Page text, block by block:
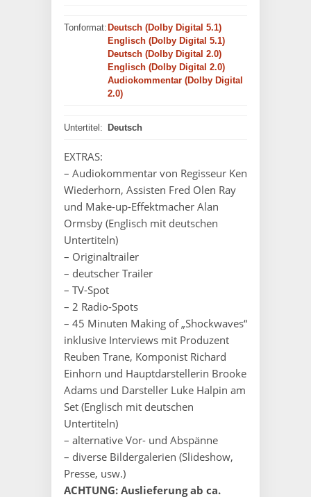
Tonformat: Deutsch (Dolby Digital 5.1)
Englisch (Dolby Digital 5.1)
Deutsch (Dolby Digital 2.0)
Englisch (Dolby Digital 2.0)
Audiokommentar (Dolby Digital
2.0)
Untertitel: Deutsch
EXTRAS:
– Audiokommentar von Regisseur Ken
Wiederhorn, Assisten Fred Olen Ray
und Make-up-Effektmacher Alan
Ormsby (Englisch mit deutschen
Untertiteln)
– Originaltrailer
– deutscher Trailer
– TV-Spot
– 2 Radio-Spots
– 45 Minuten Making of „Shockwaves“
inklusive Interviews mit Produzent
Reuben Trane, Komponist Richard
Einhorn und Hauptdarstellerin Brooke
Adams und Darsteller Luke Halpin am
Set (Englisch mit deutschen
Untertiteln)
– alternative Vor- und Abspänne
– diverse Bildergalerien (Slideshow,
Presse, usw.)
ACHTUNG: Auslieferung ab ca.